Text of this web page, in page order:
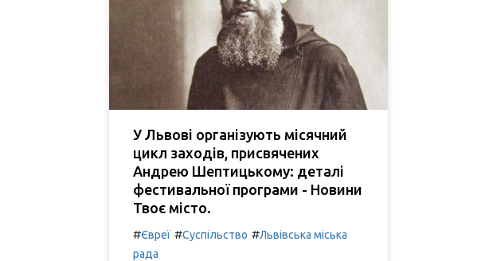
У Львові організують місячний
цикл заходів, присвячених
Андрею Шептицькому: деталі
фестивальної програми - Новини
Твоє місто.
#Євреї #Суспільство #Львівська міська
рада